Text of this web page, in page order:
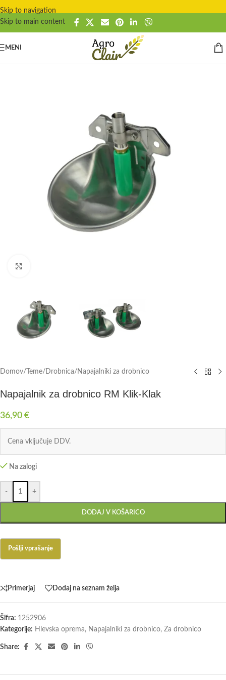
Skip to navigation
Skip to main content
MENI
Domov/ Teme/ Drobnica/ Napajalniki za drobnico
Napajalnik za drobnico RM Klik-Klak
36,90 €
Cena vključuje DDV.
Na zalogi
- +
DODAJ V KOŠARICO
Primerjaj Dodaj na seznam želja
Šifra: 1252906
Kategorije: Hlevska oprema, Napajalniki za drobnico, Za drobnico
Share: